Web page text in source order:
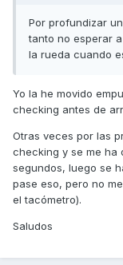
Por profundizar
tanto no esperar
la rueda cuando
Yo la he movido
checking antes de
Otras veces por las
checking y se me ha
segundos, luego se
pase eso, pero no
el tacómetro).
Saludos